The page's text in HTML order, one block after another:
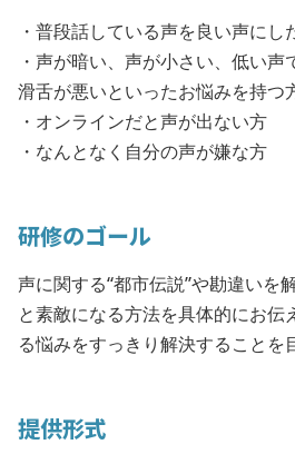
・普段話している声を良い声にし
・声が暗い、声が小さい、低い声
滑舌が悪いといったお悩みを持つ
・オンラインだと声が出ない方
・なんとなく自分の声が嫌な方
研修のゴール
声に関する“都市伝説”や勘違いを
と素敵になる方法を具体的にお伝
る悩みをすっきり解決することを
提供形式